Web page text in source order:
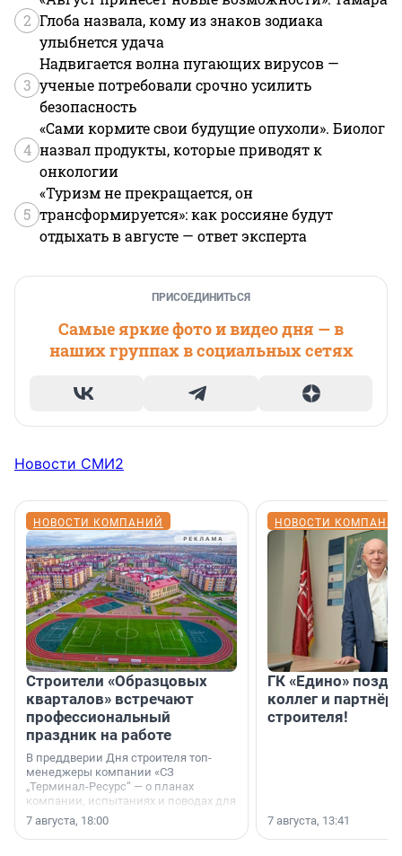
2 Глоба назвала, кому из знаков зодиака
улыбнется удача
3
Надвигается волна пугающих вирусов —
ученые потребовали срочно усилить
безопасность
4
«Сами кормите свои будущие опухоли». Биолог
назвал продукты, которые приводят к
онкологии
5
«Туризм не прекращается, он
трансформируется»: как россияне будут
отдыхать в августе — ответ эксперта
ПРИСОЕДИНИТЬСЯ
Самые яркие фото и видео дня — в
наших группах в социальных сетях
Новости СМИ2
НОВОСТИ КОМПАНИЙ
Строители «Образцовых
кварталов» встречают
профессиональный
праздник на работе
В преддверии Дня строителя топ-
менеджеры компании «СЗ
„Терминал-Ресурс“ — о планах
компании, испытаниях и поводах для
осторожного оптимизма.
7 августа, 18:00
НОВОСТИ
ГК «Едино»
коллег и
строителя!
7 августа, 13:41